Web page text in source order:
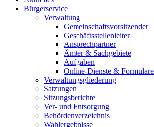
Bürgerservice
Verwaltung
Gemeinschaftsvorsitzender
Geschäftsstellenleiter
Ansprechpartner
Ämter & Sachgebiete
Aufgaben
Online-Dienste & Formulare
Verwaltungsgliederung
Satzungen
Sitzungsberichte
Ver- und Entsorgung
Behördenverzeichnis
Wahlergebnisse